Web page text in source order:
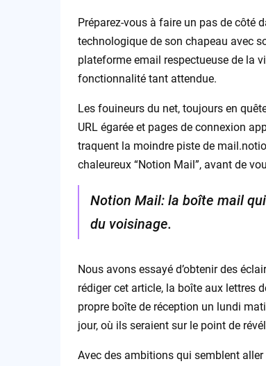
Préparez-vous à faire un pas de côté
technologique de son chapeau avec
plateforme email respectueuse de la
fonctionnalité tant attendue.
Les fouineurs du net, toujours en
URL égarée et pages de connexion
traquent la moindre piste de
chaleureux “Notion Mail”, avant de
Notion Mail: la boîte mail
du voisinage.
Nous avons essayé d’obtenir des
rédiger cet article, la boîte aux lettres
propre boîte de réception un lundi
jour, où ils seraient sur le point de
Avec des ambitions qui semblent